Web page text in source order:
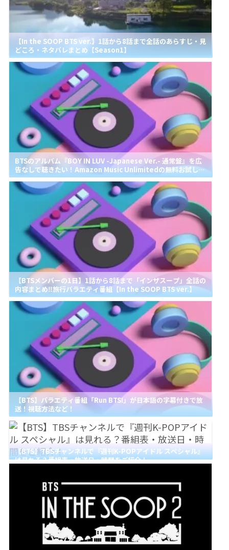
【In the SOOP BTS ver.】1話から8話まで全話のあらすじ・見
どころ・ネタバレまとめ【Season1】
BTSのアルバム『BOY IN LUV -Japanese Ver.- 通常盤』を広
告なしで聴きたい！Amazon Music Unlimitedの無料お試しで
リピートして聴ける？
【BTSメンバーの1日】1話から8話まで「インザスープ」全話の
内容まとめ‼旅行バラエティ番組【In the SOOP BTS ver.】
【BTS】バラエティ番組「Run BTS!」が日本語の字幕付きで放
送！視聴方法など！
【BTS】TBSチャンネルで『週刊K-POPアイドル スペシャル』
は見れる？番組表・放送日・時間をご紹介！